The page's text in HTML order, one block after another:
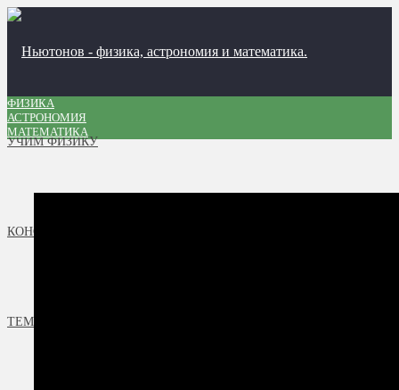
УЧИМ ФИЗИКУ
КОНСТРУКТОР ФОРМУЛ
ТЕМЫ УРОКОВ
ФИЗИКА
АСТРОНОМИЯ
МАТЕМАТИКА